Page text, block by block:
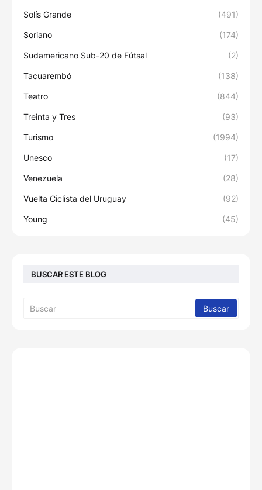
Solís Grande (491)
Soriano (174)
Sudamericano Sub-20 de Fútsal (2)
Tacuarembó (138)
Teatro (844)
Treinta y Tres (93)
Turismo (1994)
Unesco (17)
Venezuela (28)
Vuelta Ciclista del Uruguay (92)
Young (45)
BUSCAR ESTE BLOG